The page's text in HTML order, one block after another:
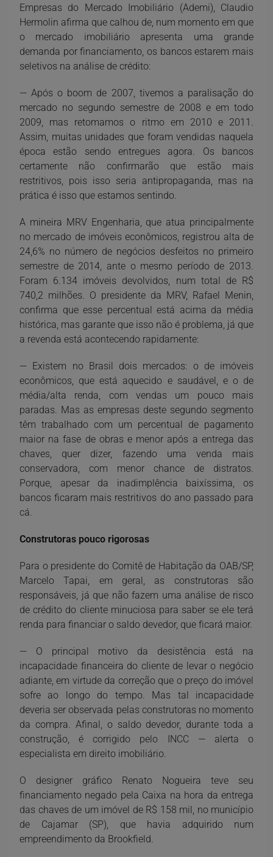
Empresas do Mercado Imobiliário (Ademi), Claudio
Hermolin afirma que calhou de, num momento em que
o mercado imobiliário apresenta uma grande
demanda por financiamento, os bancos estarem mais
seletivos na análise de crédito:
— Após o boom de 2007, tivemos a paralisação do
mercado no segundo semestre de 2008 e em todo
2009, mas retomamos o ritmo em 2010 e 2011.
Assim, muitas unidades que foram vendidas naquela
época estão sendo entregues agora. Os bancos
certamente não confirmarão que estão mais
restritivos, pois isso seria antipropaganda, mas na
prática é isso que estamos sentindo.
A mineira MRV Engenharia, que atua principalmente
no mercado de imóveis econômicos, registrou alta de
24,6% no número de negócios desfeitos no primeiro
semestre de 2014, ante o mesmo período de 2013.
Foram 6.134 imóveis devolvidos, num total de R$
740,2 milhões. O presidente da MRV, Rafael Menin,
confirma que esse percentual está acima da média
histórica, mas garante que isso não é problema, já que
a revenda está acontecendo rapidamente:
— Existem no Brasil dois mercados: o de imóveis
econômicos, que está aquecido e saudável, e o de
média/alta renda, com vendas um pouco mais
paradas. Mas as empresas deste segundo segmento
têm trabalhado com um percentual de pagamento
maior na fase de obras e menor após a entrega das
chaves, quer dizer, fazendo uma venda mais
conservadora, com menor chance de distratos.
Porque, apesar da inadimplência baixíssima, os
bancos ficaram mais restritivos do ano passado para
cá.
Construtoras pouco rigorosas
Para o presidente do Comitê de Habitação da OAB/SP,
Marcelo Tapai, em geral, as construtoras são
responsáveis, já que não fazem uma análise de risco
de crédito do cliente minuciosa para saber se ele terá
renda para financiar o saldo devedor, que ficará maior.
— O principal motivo da desistência está na
incapacidade financeira do cliente de levar o negócio
adiante, em virtude da correção que o preço do imóvel
sofre ao longo do tempo. Mas tal incapacidade
deveria ser observada pelas construtoras no momento
da compra. Afinal, o saldo devedor, durante toda a
construção, é corrigido pelo INCC — alerta o
especialista em direito imobiliário.
O designer gráfico Renato Nogueira teve seu
financiamento negado pela Caixa na hora da entrega
das chaves de um imóvel de R$ 158 mil, no município
de Cajamar (SP), que havia adquirido num
empreendimento da Brookfield.